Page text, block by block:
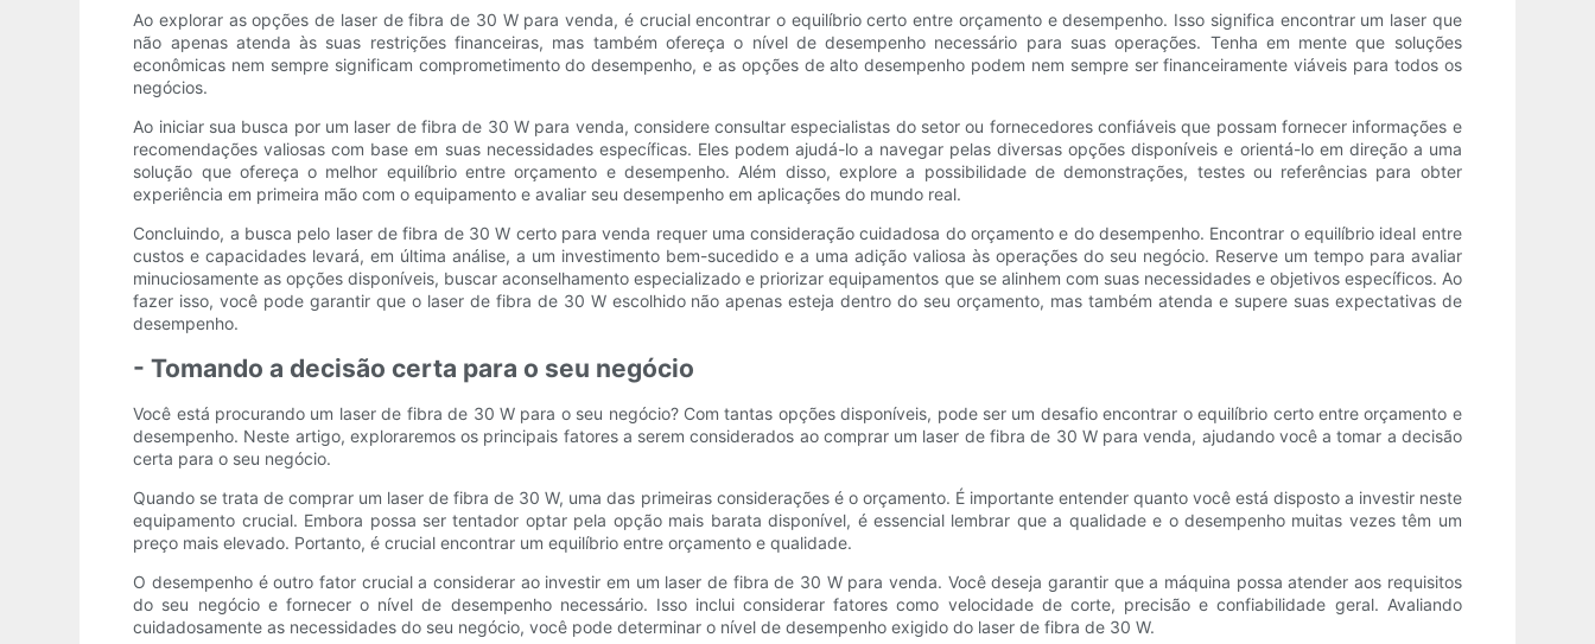
Ao explorar as opções de laser de fibra de 30 W para venda, é crucial encontrar o equilíbrio certo entre orçamento e desempenho. Isso significa encontrar um laser que
não apenas atenda às suas restrições financeiras, mas também ofereça o nível de desempenho necessário para suas operações. Tenha em mente que soluções
econômicas nem sempre significam comprometimento do desempenho, e as opções de alto desempenho podem nem sempre ser financeiramente viáveis ​​para todos os
negócios.
Ao iniciar sua busca por um laser de fibra de 30 W para venda, considere consultar especialistas do setor ou fornecedores confiáveis ​​que possam fornecer informações e
recomendações valiosas com base em suas necessidades específicas. Eles podem ajudá-lo a navegar pelas diversas opções disponíveis e orientá-lo em direção a uma
solução que ofereça o melhor equilíbrio entre orçamento e desempenho. Além disso, explore a possibilidade de demonstrações, testes ou referências para obter
experiência em primeira mão com o equipamento e avaliar seu desempenho em aplicações do mundo real.
Concluindo, a busca pelo laser de fibra de 30 W certo para venda requer uma consideração cuidadosa do orçamento e do desempenho. Encontrar o equilíbrio ideal entre
custos e capacidades levará, em última análise, a um investimento bem-sucedido e a uma adição valiosa às operações do seu negócio. Reserve um tempo para avaliar
minuciosamente as opções disponíveis, buscar aconselhamento especializado e priorizar equipamentos que se alinhem com suas necessidades e objetivos específicos. Ao
fazer isso, você pode garantir que o laser de fibra de 30 W escolhido não apenas esteja dentro do seu orçamento, mas também atenda e supere suas expectativas de
desempenho.
- Tomando a decisão certa para o seu negócio
Você está procurando um laser de fibra de 30 W para o seu negócio? Com tantas opções disponíveis, pode ser um desafio encontrar o equilíbrio certo entre orçamento e
desempenho. Neste artigo, exploraremos os principais fatores a serem considerados ao comprar um laser de fibra de 30 W para venda, ajudando você a tomar a decisão
certa para o seu negócio.
Quando se trata de comprar um laser de fibra de 30 W, uma das primeiras considerações é o orçamento. É importante entender quanto você está disposto a investir neste
equipamento crucial. Embora possa ser tentador optar pela opção mais barata disponível, é essencial lembrar que a qualidade e o desempenho muitas vezes têm um
preço mais elevado. Portanto, é crucial encontrar um equilíbrio entre orçamento e qualidade.
O desempenho é outro fator crucial a considerar ao investir em um laser de fibra de 30 W para venda. Você deseja garantir que a máquina possa atender aos requisitos
do seu negócio e fornecer o nível de desempenho necessário. Isso inclui considerar fatores como velocidade de corte, precisão e confiabilidade geral. Avaliando
cuidadosamente as necessidades do seu negócio, você pode determinar o nível de desempenho exigido do laser de fibra de 30 W.